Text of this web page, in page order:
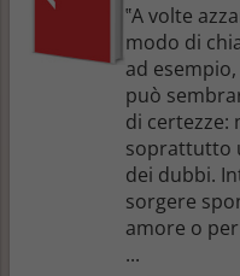
‟A volte
modo di
ad
può
di certezze:
soprattutto
dei dubbi.
sorgere
amore o
...